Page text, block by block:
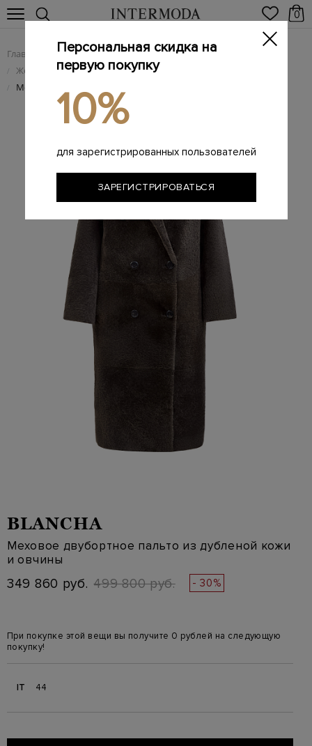
0
Главная Женщинам / Женская одежда
/ Женские изделия из меха и дубленки
/ Меховое двубортное пальто из дубленой кожи и овчины
BLANCHA
Меховое двубортное пальто из дубленой кожи
и овчины
349 860 руб. 499 800 руб. - 30%
При покупке этой вещи вы получите 0 рублей на следующую
покупку!
IT 44
Персональная скидка на
первую покупку
10%
для зарегистрированных пользователей
ЗАРЕГИСТРИРОВАТЬСЯ